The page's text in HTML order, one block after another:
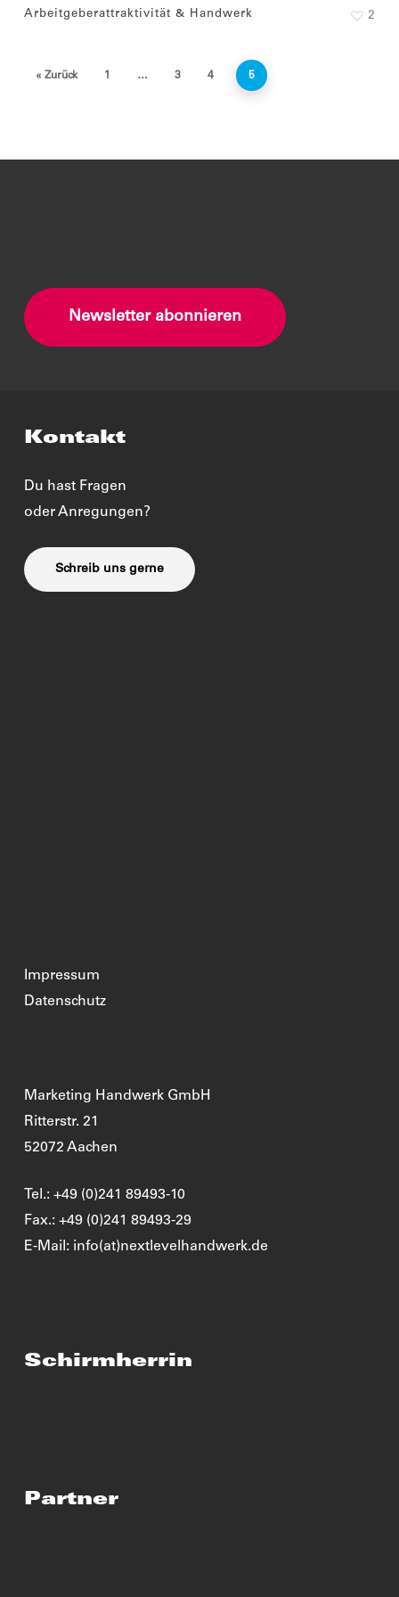
Arbeitgeberattraktivität & Handwerk 2
« Zurück 1 … 3 4 5
Newsletter abonnieren
Kontakt
Du hast Fragen
oder Anregungen?
Schreib uns gerne
Impressum
Datenschutz
Marketing Handwerk GmbH
Ritterstr. 21
52072 Aachen
Tel.: +49 (0)241 89493-10
Fax.: +49 (0)241 89493-29
E-Mail: info(at)nextlevelhandwerk.de
Schirmherrin
Partner